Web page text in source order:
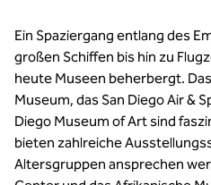
Ein Spaziergang entlang des
großen Schiffen bis hin zu
heute Museen beherbergt.
Museum, das San Diego Air &
Diego Museum of Art sind
bieten zahlreiche
Altersgruppen ansprechen